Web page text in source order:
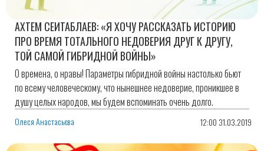
АХТЕМ СЕИТАБЛАЕВ: «Я ХОЧУ РАССКАЗАТЬ ИСТОРИЮ
ПРО ВРЕМЯ ТОТАЛЬНОГО НЕДОВЕРИЯ ДРУГ К ДРУГУ,
ТОЙ САМОЙ ГИБРИДНОЙ ВОЙНЫ»
О времена, о нравы! Параметры гибридной войны настолько бьют
по всему человеческому, что нынешнее недоверие, проникшее в
душу целых народов, мы будем вспоминать очень долго.
Олеся Анастасьєва 12:00 31.03.2019